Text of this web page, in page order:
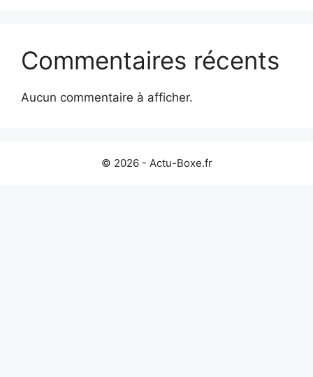
Commentaires récents
Aucun commentaire à afficher.
© 2026 - Actu-Boxe.fr